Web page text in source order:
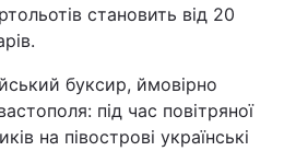
становить від 20
буксир, ймовірно
під час повітряної
на півострові українські